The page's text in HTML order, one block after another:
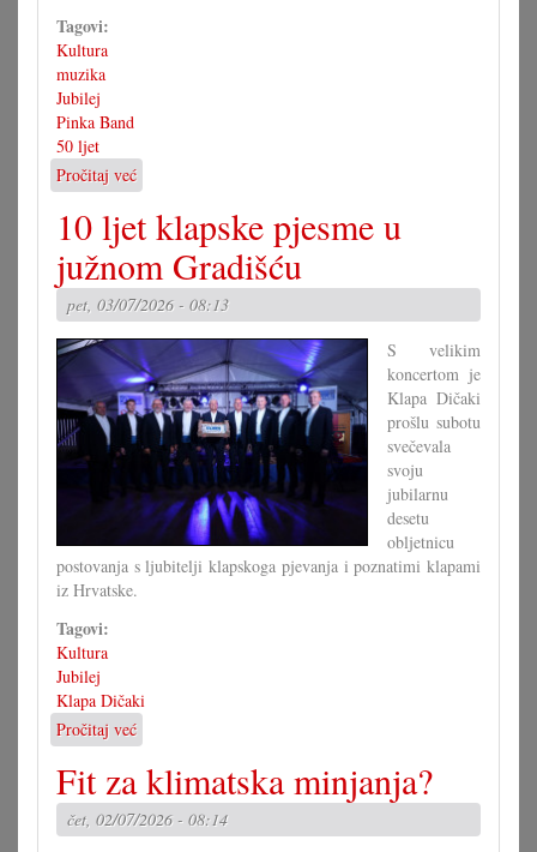
Tagovi:
Kultura
muzika
Jubilej
Pinka Band
50 ljet
Pročitaj već
50
ljet
muzika
za
zabav
10 ljet klapske pjesme u
južnom Gradišću
pet, 03/07/2026 - 08:13
S velikim
koncertom je
Klapa Dičaki
prošlu subotu
svečevala
svoju
jubilarnu
desetu
obljetnicu
postovanja s ljubitelji klapskoga pjevanja i poznatimi klapami
iz Hrvatske.
Tagovi:
Kultura
Jubilej
Klapa Dičaki
Pročitaj već
10
ljet
klapske
pjesme
Fit za klimatska minjanja?
čet, 02/07/2026 - 08:14